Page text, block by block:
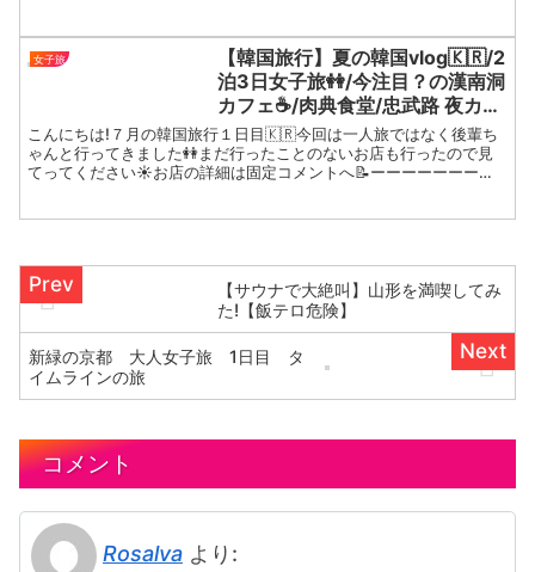
女子旅
【韓国旅行】夏の韓国vlog🇰🇷/2
泊3日女子旅👭/今注目？の漢南洞
カフェ☕️/肉典食堂/忠武路 夜カフ
ェ🍸
こんにちは!７月の韓国旅行１日目🇰🇷今回は一人旅ではなく後輩ち
ゃんと行ってきました👭まだ行ったことのないお店も行ったので見
てってください☀️お店の詳細は固定コメントへ📝ーーーーーーーー
【サウナで大絶叫】山形を満喫してみ
た!【飯テロ危険】
新緑の京都 大人女子旅 1日目 タ
イムラインの旅
コメント
Rosalva より: